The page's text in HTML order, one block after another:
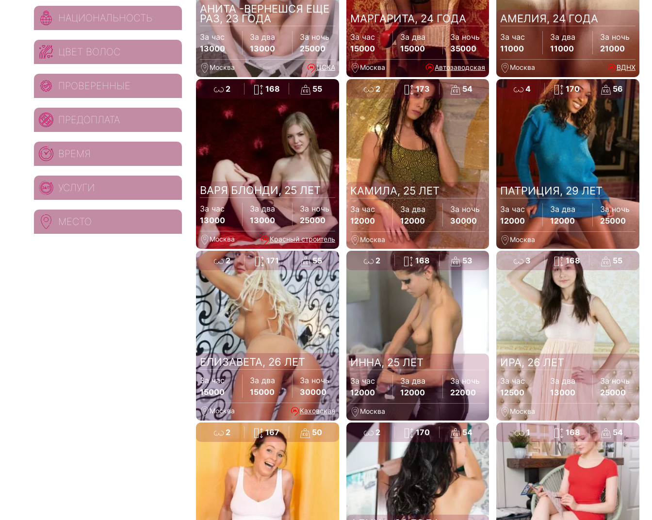
АНИТА -ВЕРНЕШСЯ ЕЩЕ
РАЗ, 23 ГОДА
За час
13000
За два
13000
За ночь
25000
Москва ЦСКА
МАРГАРИТА, 24 ГОДА
За час
15000
За два
15000
За ночь
35000
Москва Автозаводская
АМЕЛИЯ, 24 ГОДА
За час
11000
За два
11000
За ночь
21000
Москва ВДНХ
2 168 55
ВАРЯ БЛОНДИ, 25 ЛЕТ
За час
13000
За два
13000
За ночь
25000
Москва Красный строитель
2 173 54
КАМИЛА, 25 ЛЕТ
За час
12000
За два
12000
За ночь
30000
Москва
4 170 56
ПАТРИЦИЯ, 29 ЛЕТ
За час
12000
За два
12000
За ночь
25000
Москва
2 171 55
ЕЛИЗАВЕТА, 26 ЛЕТ
За час
15000
За два
15000
За ночь
30000
Москва Каховская
2 168 53
ИННА, 25 ЛЕТ
За час
12000
За два
12000
За ночь
22000
Москва
3 168 55
ИРА, 26 ЛЕТ
За час
12500
За два
13000
За ночь
25000
Москва
2 167 50 2 170 54 1 168 54
НАЦИОНАЛЬНОСТЬ
ЦВЕТ ВОЛОС
ПРОВЕРЕННЫЕ
ПРЕДОПЛАТА
ВРЕМЯ
УСЛУГИ
МЕСТО